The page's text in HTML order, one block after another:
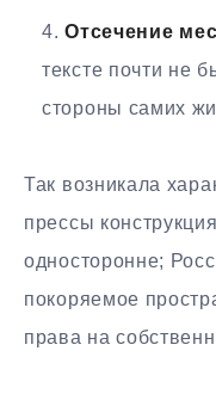
Отсечение
тексте почти не
стороны самих
Так возникала
прессы
односторонне;
покоряемое
права на